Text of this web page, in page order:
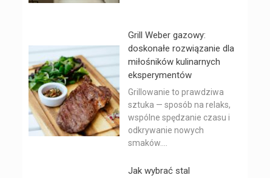
Grill Weber gazowy:
doskonałe rozwiązanie dla
miłośników kulinarnych
eksperymentów
Grillowanie to prawdziwa
sztuka — sposób na relaks,
wspólne spędzanie czasu i
odkrywanie nowych
smaków....
Jak wybrać stal